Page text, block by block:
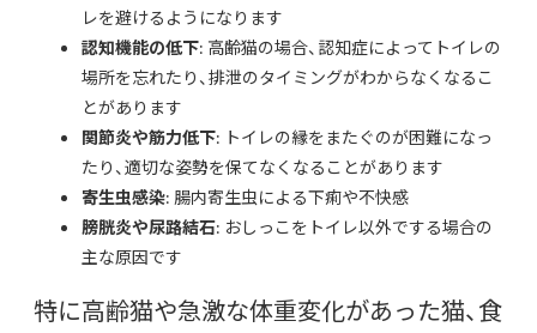
レを避けるようになります
認知機能の低下: 高齢猫の場合、認知症によってトイレの
場所を忘れたり、排泄のタイミングがわからなくなるこ
とがあります
関節炎や筋力低下: トイレの縁をまたぐのが困難になっ
たり、適切な姿勢を保てなくなることがあります
寄生虫感染: 腸内寄生虫による下痢や不快感
膀胱炎や尿路結石: おしっこをトイレ以外でする場合の
主な原因です
特に高齢猫や急激な体重変化があった猫、食